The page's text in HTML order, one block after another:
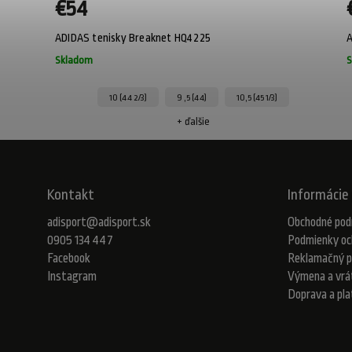
ADIDAS tenisky Breaknet HQ4225
Skladom
€54
10 (44 2/3) 9 ,5 (44) 10,5 (45 1/3)
+ ďalšie
Kontakt
adisport@adisport.sk
0905 134 447
Facebook
Instagram
Obchodné
Podmienky
Reklamačný
Výmena a
Doprava a